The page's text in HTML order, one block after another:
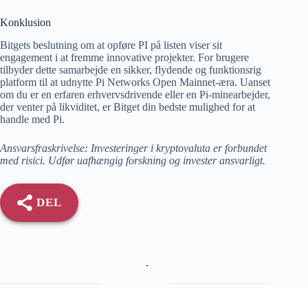
Konklusion
Bitgets beslutning om at opføre PI på listen viser sit
engagement i at fremme innovative projekter. For brugere
tilbyder dette samarbejde en sikker, flydende og funktionsrig
platform til at udnytte Pi Networks Open Mainnet-æra. Uanset
om du er en erfaren erhvervsdrivende eller en Pi-minearbejder,
der venter på likviditet, er Bitget din bedste mulighed for at
handle med Pi.
Ansvarsfraskrivelse: Investeringer i kryptovaluta er forbundet
med risici. Udfør uafhængig forskning og invester ansvarligt.
DEL